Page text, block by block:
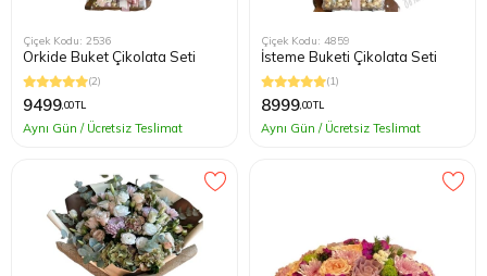
Çiçek Kodu: 2536
Orkide Buket Çikolata Seti
(2)
9499,00 TL
Aynı Gün / Ücretsiz Teslimat
Çiçek Kodu: 4859
İsteme Buketi Çikolata Seti
(1)
8999,00 TL
Aynı Gün / Ücretsiz Teslimat